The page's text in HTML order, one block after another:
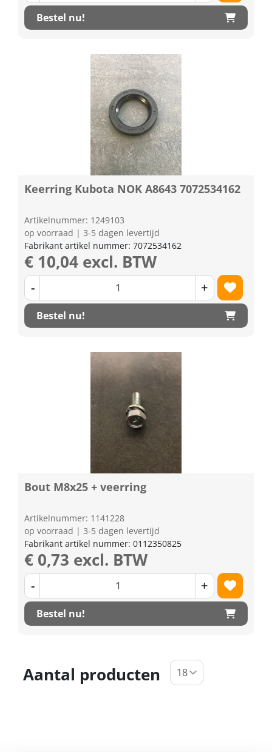
Bestel nu!
Keerring Kubota NOK A8643 7072534162
Artikelnummer: 1249103
op voorraad | 3-5 dagen levertijd
Fabrikant artikel nummer: 7072534162
€ 10,04 excl. BTW
- +
Bestel nu!
Bout M8x25 + veerring
Artikelnummer: 1141228
op voorraad | 3-5 dagen levertijd
Fabrikant artikel nummer: 0112350825
€ 0,73 excl. BTW
- +
Bestel nu!
Aantal producten